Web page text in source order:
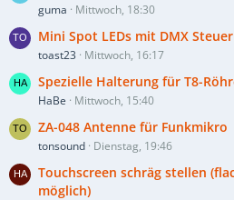
guma Mittwoch, 18:30
Mini Spot LEDs mit DMX
toast23 Mittwoch, 16:17
Spezielle Halterung für T8-
HaBe Mittwoch, 15:40
ZA-048 Antenne für Funkmikro
tonsound Dienstag, 19:46
Touchscreen schräg stellen
möglich)